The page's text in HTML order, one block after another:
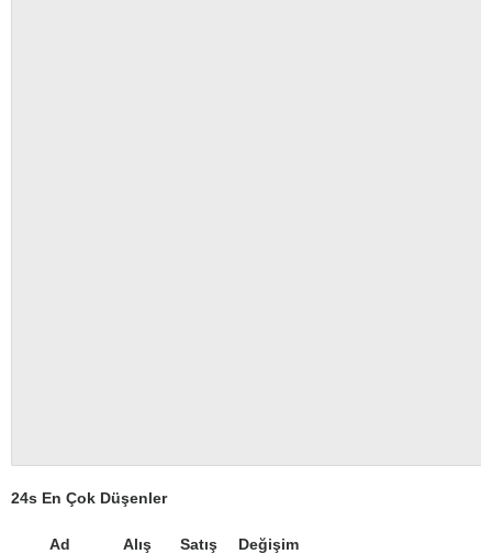
24s En Çok Düşenler
Ad Alış Satış
Değişim